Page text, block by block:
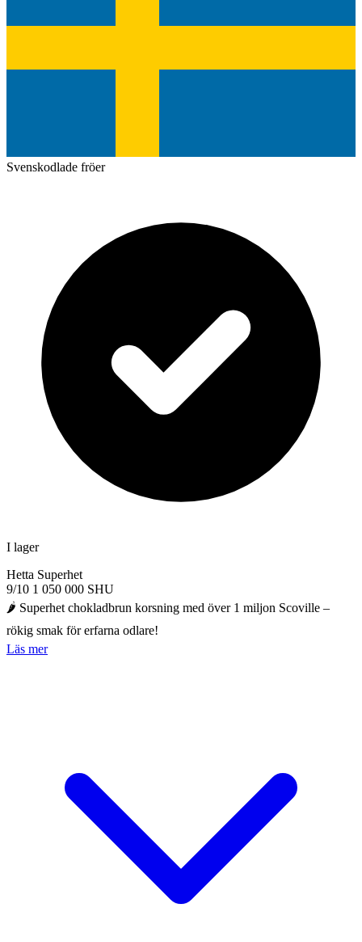
Svenskodlade fröer
I lager
Hetta Superhet
9/10 1 050 000 SHU
🌶️ Superhet chokladbrun korsning med över 1 miljon Scoville –
rökig smak för erfarna odlare!
Läs mer